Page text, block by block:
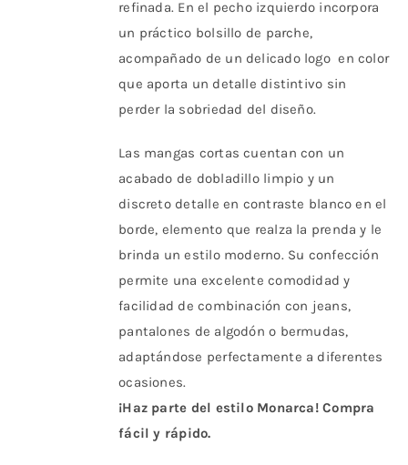
refinada. En el pecho izquierdo incorpora
un práctico bolsillo de parche,
acompañado de un delicado logo en color
que aporta un detalle distintivo sin
perder la sobriedad del diseño.
Las mangas cortas cuentan con un
acabado de dobladillo limpio y un
discreto detalle en contraste blanco en el
borde, elemento que realza la prenda y le
brinda un estilo moderno. Su confección
permite una excelente comodidad y
facilidad de combinación con jeans,
pantalones de algodón o bermudas,
adaptándose perfectamente a diferentes
ocasiones.
¡Haz parte del estilo Monarca! Compra
fácil y rápido.